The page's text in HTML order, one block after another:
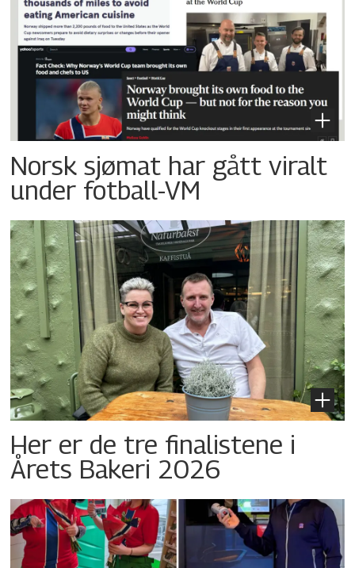
Norsk sjømat har gått viralt
under fotball-VM
Her er de tre finalistene i
Årets Bakeri 2026